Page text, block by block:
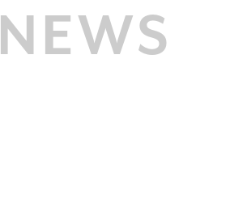
NEWS